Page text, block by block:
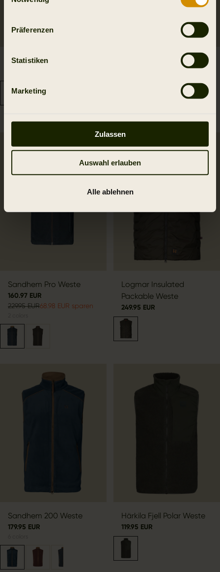
Präferenzen
Statistiken
Marketing
Zulassen
Auswahl erlauben
Alle ablehnen
Härkila clim8 Base Weste
Wildboar Pro Blaze
SALE
Sandhem Pro Weste
160.97 EUR
229.95 EUR68.98 EUR sparen
Logmar Insulated
Packable Weste
249.95 EUR
Sandhem 200 Weste
179.95 EUR
Härkila Fjell Polar Weste
119.95 EUR